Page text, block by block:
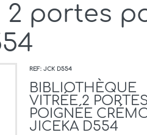
portes
REF: JCK D554
BIBLIOTHÈQUE
VITRÉE 2
POIGNÉE
JICEKA D554